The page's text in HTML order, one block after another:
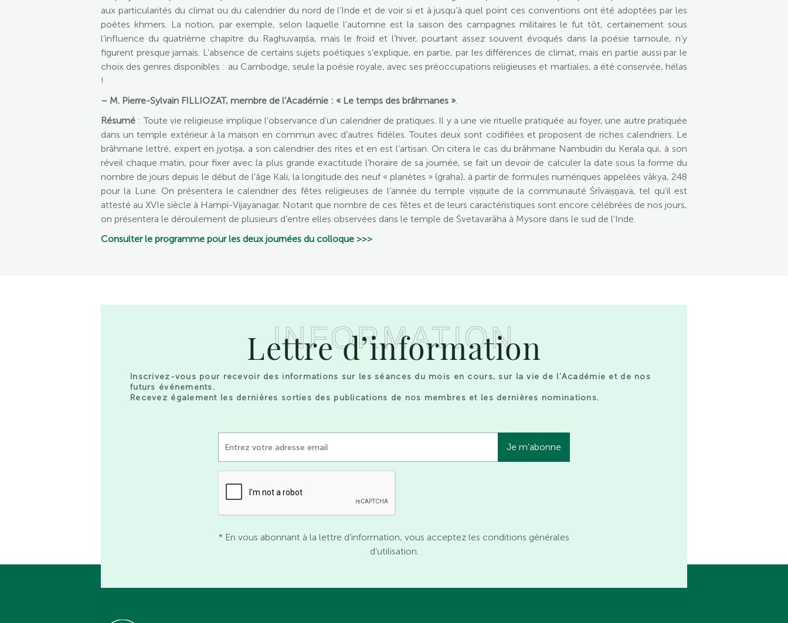
aux particularités du climat ou du calendrier du nord de l’Inde et de voir si et à jusqu’à quel point ces conventions ont été adoptées par les
poètes khmers. La notion, par exemple, selon laquelle l’automne est la saison des campagnes militaires le fut tôt, certainement sous
l’influence du quatrième chapitre du Raghuvaṃśa, mais le froid et l’hiver, pourtant assez souvent évoqués dans la poésie tamoule, n’y
figurent presque jamais. L’absence de certains sujets poétiques s’explique, en partie, par les différences de climat, mais en partie aussi par le
choix des genres disponibles : au Cambodge, seule la poésie royale, avec ses préoccupations religieuses et martiales, a été conservée, hélas
!
– M. Pierre-Sylvain FILLIOZAT, membre de l’Académie : « Le temps des brâhmanes ».
Résumé : Toute vie religieuse implique l’observance d’un calendrier de pratiques. Il y a une vie rituelle pratiquée au foyer, une autre pratiquée
dans un temple extérieur à la maison en commun avec d’autres fidèles. Toutes deux sont codifiées et proposent de riches calendriers. Le
brâhmane lettré, expert en jyotiṣa, a son calendrier des rites et en est l’artisan. On citera le cas du brâhmane Nambudiri du Kerala qui, à son
réveil chaque matin, pour fixer avec la plus grande exactitude l’horaire de sa journée, se fait un devoir de calculer la date sous la forme du
nombre de jours depuis le début de l’âge Kali, la longitude des neuf « planètes » (graha), à partir de formules numériques appelées vākya, 248
pour la Lune. On présentera le calendrier des fêtes religieuses de l’année du temple viṣṇuite de la communauté Śrīvaiṣṇava, tel qu’il est
attesté au XVIe siècle à Hampi-Vijayanagar. Notant que nombre de ces fêtes et de leurs caractéristiques sont encore célébrées de nos jours,
on présentera le déroulement de plusieurs d’entre elles observées dans le temple de Śvetavarāha à Mysore dans le sud de l’Inde.
Consulter le programme pour les deux journées du colloque >>>
INFORMATION
Lettre d’information
Inscrivez-vous pour recevoir des informations sur les séances du mois en cours, sur la vie de l’Académie et de nos
futurs événements.
Recevez également les dernières sorties des publications de nos membres et les dernières nominations.
* En vous abonnant à la lettre d’information, vous acceptez les conditions générales
d’utilisation.